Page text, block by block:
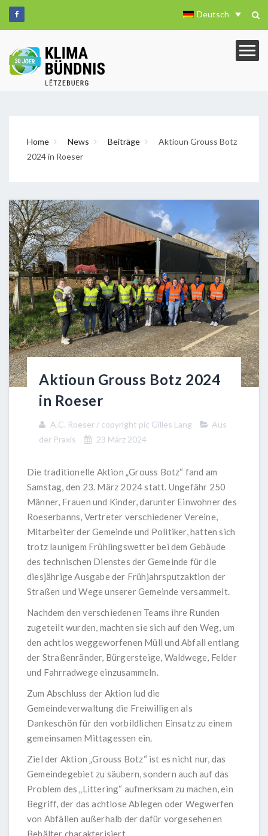
Deutsch
Home News Beiträge
Aktioun Grouss Botz
2024 in Roeser
Aktioun Grouss Botz 2024
in Roeser
A.C. Roeser / copyright pic Gilles Lang
Aus
der Praxis
23 März 2024
Die traditionelle Aktion „Grouss Botz“ fand am
Samstag, den 23. März 2024 statt. Ungefähr 250
Männer, Frauen und Kinder, darunter Einwohner des
Roeserbanns, Vertreter verschiedener Vereine,
Mitarbeiter der Gemeinde und Politiker, hatten sich
trotz launigem Frühlingswetter bei dem Gebäude
des technischen Dienstes der Gemeinde für die
diesjährige Ausgabe der Frühjahrsputzaktion der
Straßen und Wege unserer Gemeinde versammelt.
Nachdem den verschiedenen Teams ihre Runden
zugeteilt wurden, machten sie sich auf den Weg, um
den achtlos weggeworfenen Müll und Abfall entlang
der Straßenränder, Bürgersteige, Waldwege, Felder
und Fahrradwege einzusammeln.
Zum Abschluss der Aktion lud die
Gemeindeverwaltung die Freiwilligen als
Dankeschön für den vorbildlichen Einsatz zu einem
gemeinsamen Mittagessen ein.
Ziel der Aktion „Grouss Botz“ ist es nicht nur, das
Gemeindegebiet zu säubern, sondern auch auf das
Problem des „Littering“ aufmerksam zu machen, ein
Begriff, der das achtlose Ablegen oder Wegwerfen
von Abfällen außerhalb der dafür vorgesehenen
Behälter charakterisiert.